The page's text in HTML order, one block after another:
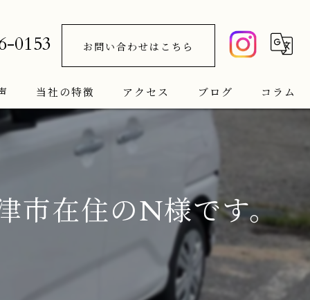
0153 お問い合わせはこちら
当社の特徴
中古車
アクセス ブログ コラム
市在住のN様です。